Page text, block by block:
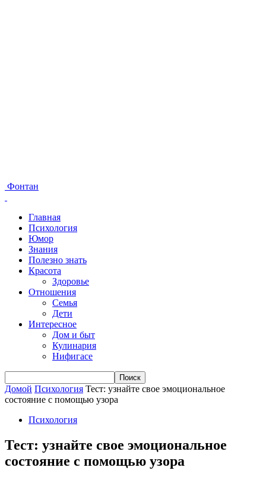
Фонтан
Главная
Психология
Юмор
Знания
Полезно знать
Красота
Здоровье
Отношения
Семья
Дети
Интересное
Дом и быт
Кулинария
Нифигасе
Домой Психология Тест: узнайте свое эмоциональное
состояние с помощью узора
Психология
Тест: узнайте свое эмоциональное
состояние с помощью узора